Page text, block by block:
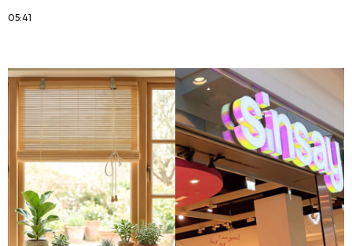
05:41